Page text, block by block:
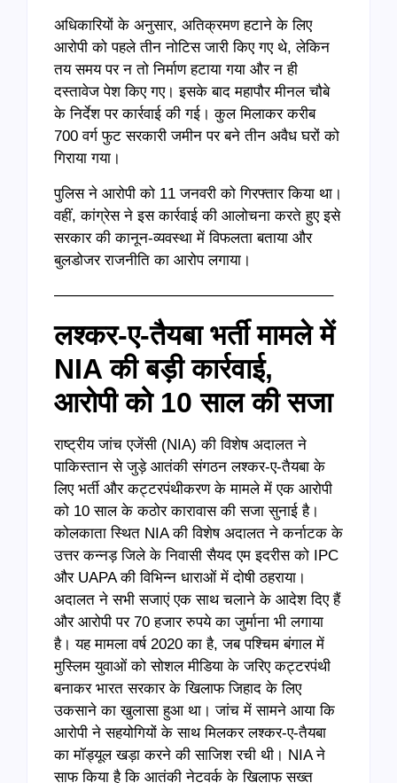
अधिकारियों के अनुसार, अतिक्रमण हटाने के लिए
आरोपी को पहले तीन नोटिस जारी किए गए थे, लेकिन
तय समय पर न तो निर्माण हटाया गया और न ही
दस्तावेज पेश किए गए। इसके बाद महापौर मीनल चौबे
के निर्देश पर कार्रवाई की गई। कुल मिलाकर करीब
700 वर्ग फुट सरकारी जमीन पर बने तीन अवैध घरों को
गिराया गया।
पुलिस ने आरोपी को 11 जनवरी को गिरफ्तार किया था।
वहीं, कांग्रेस ने इस कार्रवाई की आलोचना करते हुए इसे
सरकार की कानून-व्यवस्था में विफलता बताया और
बुलडोजर राजनीति का आरोप लगाया।
——————————————————–
लश्कर-ए-तैयबा भर्ती मामले में
NIA की बड़ी कार्रवाई,
आरोपी को 10 साल की सजा
राष्ट्रीय जांच एजेंसी (NIA) की विशेष अदालत ने
पाकिस्तान से जुड़े आतंकी संगठन लश्कर-ए-तैयबा के
लिए भर्ती और कट्टरपंथीकरण के मामले में एक आरोपी
को 10 साल के कठोर कारावास की सजा सुनाई है।
कोलकाता स्थित NIA की विशेष अदालत ने कर्नाटक के
उत्तर कन्नड़ जिले के निवासी सैयद एम इदरीस को IPC
और UAPA की विभिन्न धाराओं में दोषी ठहराया।
अदालत ने सभी सजाएं एक साथ चलाने के आदेश दिए हैं
और आरोपी पर 70 हजार रुपये का जुर्माना भी लगाया
है। यह मामला वर्ष 2020 का है, जब पश्चिम बंगाल में
मुस्लिम युवाओं को सोशल मीडिया के जरिए कट्टरपंथी
बनाकर भारत सरकार के खिलाफ जिहाद के लिए
उकसाने का खुलासा हुआ था। जांच में सामने आया कि
आरोपी ने सहयोगियों के साथ मिलकर लश्कर-ए-तैयबा
का मॉड्यूल खड़ा करने की साजिश रची थी। NIA ने
साफ किया है कि आतंकी नेटवर्क के खिलाफ सख्त